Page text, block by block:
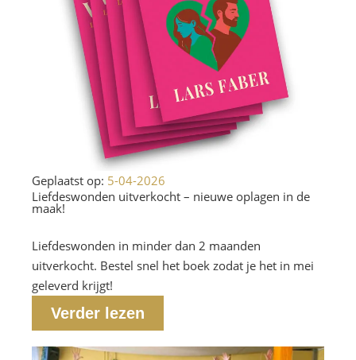
Geplaatst op: 5-04-2026
Liefdeswonden uitverkocht – nieuwe oplagen in de
maak!
Liefdeswonden in minder dan 2 maanden
uitverkocht. Bestel snel het boek zodat je het in mei
geleverd krijgt!
Verder lezen